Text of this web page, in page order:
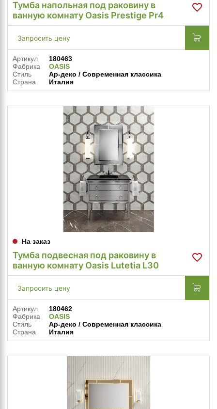
Тумба напольная под раковину в
ванную комнату Oasis Prestige Pr4
Запросить цену
Артикул
180463
Фабрика
OASIS
Стиль
Ар-деко / Современная классика
Страна
Италия
На заказ
Тумба подвесная под раковину в
ванную комнату Oasis Lutetia L30
Запросить цену
Артикул
180462
Фабрика
OASIS
Стиль
Ар-деко / Современная классика
Страна
Италия